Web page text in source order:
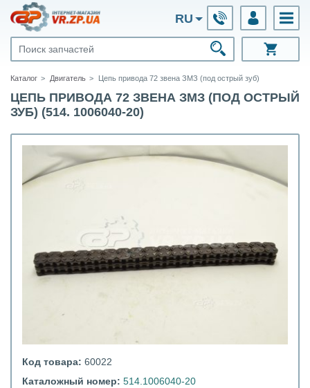
RU
Каталог Двигатель Цепь привода 72 звена ЗМЗ (под острый зуб)
ЦЕПЬ ПРИВОДА 72 ЗВЕНА ЗМЗ (ПОД ОСТРЫЙ
ЗУБ) (514. 1006040-20)
Код товара: 60022
Каталожный номер: 514.1006040-20